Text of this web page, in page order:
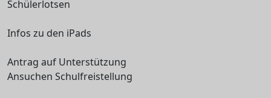
Schülerlotsen
Infos zu den iPads
Antrag auf Unterstützung
Ansuchen Schulfreistellung